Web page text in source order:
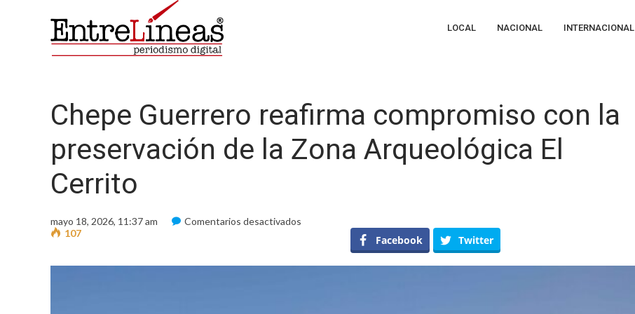
LOCAL NACIONAL INTERNACIONAL
Chepe Guerrero reafirma compromiso con la
preservación de la Zona Arqueológica El
Cerrito
mayo 18, 2026, 11:37 am Comentarios desactivados
compromiso
107
Facebook Twitter